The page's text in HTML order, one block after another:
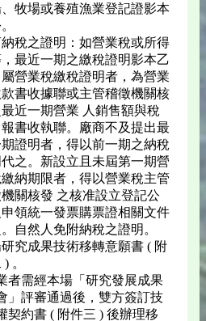
牧場或養殖漁業登記證影本
稅之證明：如營業稅或所得
最近一期之繳稅證明影本乙
營業稅繳稅證明者，為營業
書收據聯或主管稽徵機關核
近一期營業 人銷售額與稅
書收執聯。廠商不及提出最
證明者，得以前一期之納稅
之。新設立且未屆第一期營
納期限者，得以營業稅主管
關核發 之核准設立登記公
領統一發票購票證相關文件
自然人免附納稅之證明。
究成果技術移轉意願書 ( 附
。
者需經本場「研究發展成果
」評審通過後，雙方簽訂技
契約書 ( 附件三 ) 後辦理移